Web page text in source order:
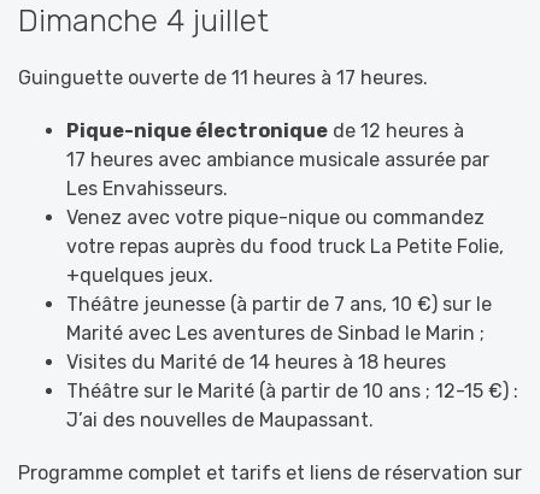
Dimanche 4 juillet
Guinguette ouverte de 11 heures à 17 heures.
Pique-nique électronique de 12 heures à
17 heures avec ambiance musicale assurée par
Les Envahisseurs.
Venez avec votre pique-nique ou commandez
votre repas auprès du food truck La Petite Folie,
+quelques jeux.
Théâtre jeunesse (à partir de 7 ans, 10 €) sur le
Marité avec Les aventures de Sinbad le Marin ;
Visites du Marité de 14 heures à 18 heures
Théâtre sur le Marité (à partir de 10 ans ; 12-15 €) :
J’ai des nouvelles de Maupassant.
Programme complet et tarifs et liens de réservation sur